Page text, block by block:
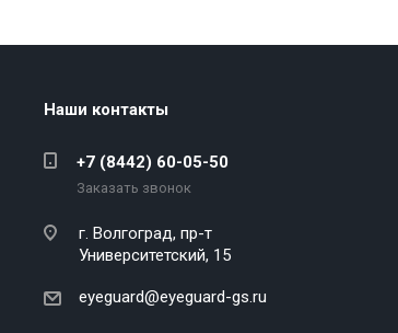
Наши контакты
+7 (8442) 60-05-50
Заказать звонок
г. Волгоград, пр-т
Университетский, 15
eyeguard@eyeguard-gs.ru